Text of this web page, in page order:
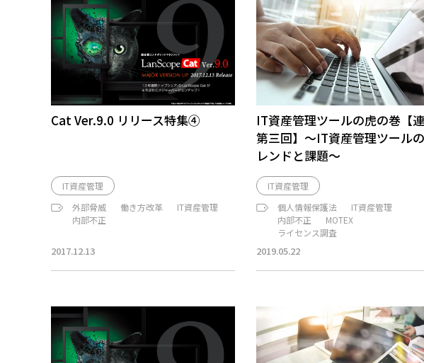
Cat Ver.9.0 リリース特集④
IT資産管理
外部脅威
働き方改革
IT資産管理
内部不正
2017.12.13
IT資産管理ツールの虎の巻【
第三回】～IT資産管理ツール
レンドと課題～
IT資産管理
個人情報保護法
IT資産管理
内部不正
MOTEX
ライセンス調査
2019.05.22